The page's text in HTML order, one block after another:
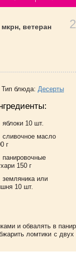
ветеран
Тип блюда: Десерты
яблоки 10 шт.
сливочное масло
г
панировочные
150 г
земляника или
10 шт.
и обвалять в
ломтики с